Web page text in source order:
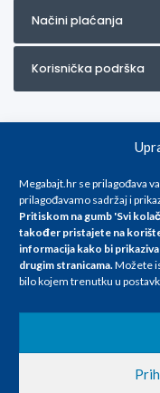
Megabajt.hr se prilagođava
prilagođavamo sadržaj i
Pritiskom na gumb 'Svi
također pristajete na
informacija kako bi
drugim stranicama.Možete
bilo kojem trenutku u
Načini plaćanja
Korisnička podrška
Za artikle kojih trenutno
info@megabajt.hr. Sve
promjenama, a
iskazane su za avansno
se razlikovati od cijena u
i točniji opis i sliku. Unatoč
nastale u opisu proizvoda,